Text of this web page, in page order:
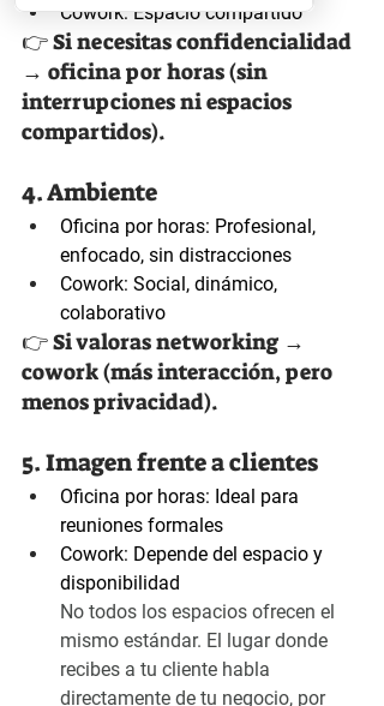
Cowork: Espacio compartido
👉 Si necesitas confidencialidad
→ oficina por horas (sin
interrupciones ni espacios
compartidos).
4. Ambiente
Oficina por horas: Profesional,
enfocado, sin distracciones
Cowork: Social, dinámico,
colaborativo
👉 Si valoras networking →
cowork (más interacción, pero
menos privacidad).
5. Imagen frente a clientes
Oficina por horas: Ideal para
reuniones formales
Cowork: Depende del espacio y
disponibilidad
No todos los espacios ofrecen el
mismo estándar. El lugar donde
recibes a tu cliente habla
directamente de tu negocio, por